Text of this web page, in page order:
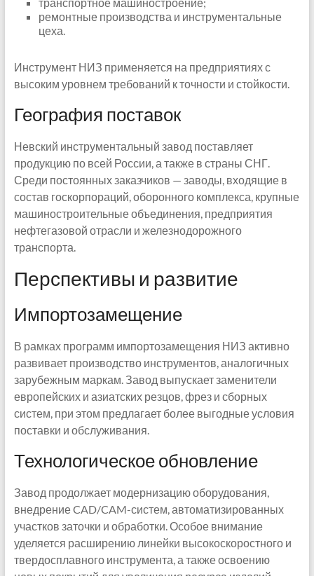
ремонтные производства и инструментальные
цеха.
Инструмент НИЗ применяется на предприятиях с
высоким уровнем требований к точности и стойкости.
География поставок
Невский инструментальный завод поставляет
продукцию по всей России, а также в страны СНГ.
Среди постоянных заказчиков — заводы, входящие в
состав госкорпораций, оборонного комплекса, крупные
машиностроительные объединения, предприятия
нефтегазовой отрасли и железнодорожного
транспорта.
Перспективы и развитие
Импортозамещение
В рамках программ импортозамещения НИЗ активно
развивает производство инструментов, аналогичных
зарубежным маркам. Завод выпускает заменители
европейских и азиатских резцов, фрез и сборных
систем, при этом предлагает более выгодные условия
поставки и обслуживания.
Технологическое обновление
Завод продолжает модернизацию оборудования,
внедрение CAD/CAM-систем, автоматизированных
участков заточки и обработки. Особое внимание
уделяется расширению линейки высокоскоростного и
твердосплавного инструмента, а также освоению